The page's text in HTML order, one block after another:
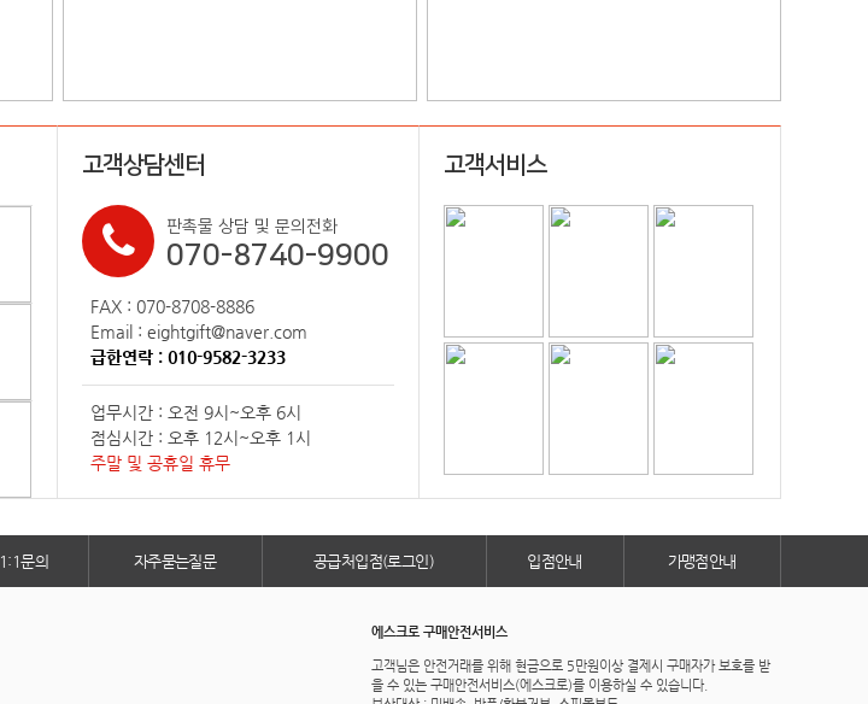
고객상담센터
판촉물 상담 및 문의전화
070-8740-9900
FAX : 070-8708-8886
Email : eightgift@naver.com
급한연락 : 010-9582-3233
업무시간 : 오전 9시~오후 6시
점심시간 : 오후 12시~오후 1시
주말 및 공휴일 휴무
고객서비스
1:1문의 자주묻는질문 공급처입점(로그인) 입점안내 가맹점안내
에스크로 구매안전서비스
고객님은 안전거래를 위해 현금으로 5만원이상 결제시 구매자가 보호를 받
을 수 있는 구매안전서비스(에스크로)를 이용하실 수 있습니다.